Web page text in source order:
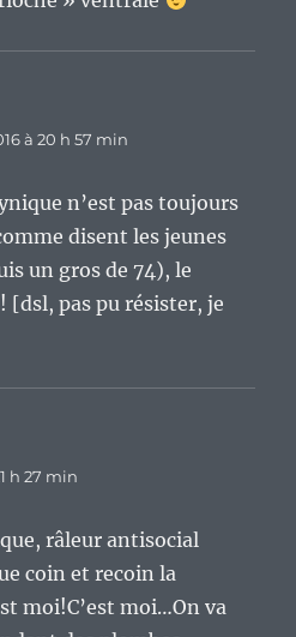
à 20 h 57 min
n’est pas toujours
disent les jeunes
un gros de 74), le
[dsl, pas pu résister, je
h 27 min
râleur antisocial
coin et recoin la
moi!C’est moi…On va